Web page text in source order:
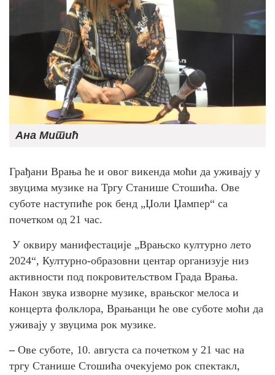
Ана Митић
Грађани Врања ће и овог викенда моћи да уживају у
звуцима музике на Тргу Станише Стошића. Ове
суботе наступиће рок бенд „Џоли Џампер“ са
почетком од 21 час.
У оквиру манифестације „Врањско културно лето
2024“, Културно-образовни центар организује низ
активности под покровитељством Града Врања.
Након звука изворне музике, врањског мелоса и
концерта фолклора, Врањанци ће ове суботе моћи да
уживају у звуцима рок музике.
– Ове суботе, 10. августа са почетком у 21 час на
тргу Станише Стошића очекујемо рок спектакл,